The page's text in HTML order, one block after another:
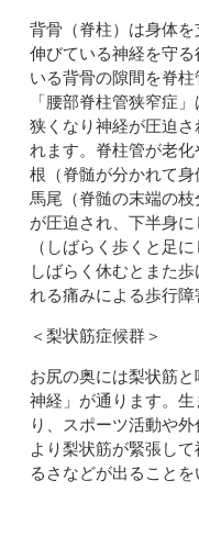
背骨（脊柱）は身体
伸びている神経を守
いる背骨の隙間を脊柱
「腰部脊柱管狭窄症
狭くなり神経が圧迫
れます。脊柱管が老
根（脊髄が分かれて
馬尾（脊髄の末端の
が圧迫され、下半身
（しばらく歩くと足
しばらく休むとまた
れる痛みによる歩行障
＜梨状筋症候群＞
お尻の奥には梨状筋
神経」が通ります。
り、スポーツ活動や
より梨状筋が緊張し
るさなどが出ることを